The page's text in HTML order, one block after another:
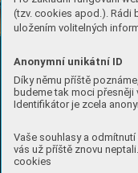
(tzv. cookies apod.). Rádi
uložením volitelných
Anonymní unikátní ID
Díky němu příště
budeme tak moci přesněji
Identifikátor je zcela
Vaše souhlasy a
vás už příště znovu
cookies